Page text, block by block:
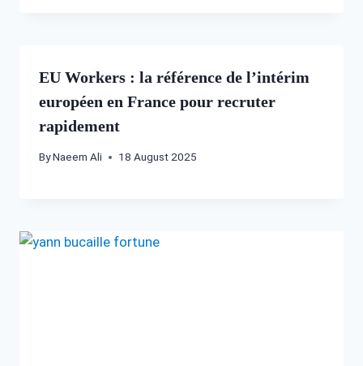
EU Workers : la référence de l’intérim
européen en France pour recruter
rapidement
ByNaeem Ali 18 August 2025